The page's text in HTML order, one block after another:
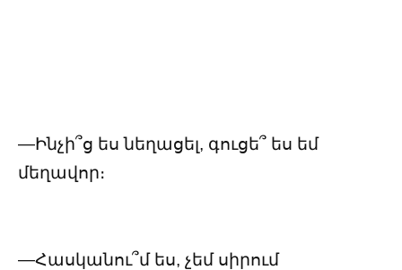
—Ինչի՞ց ես նեղացել, գուցե՞ ես եմ
մեղավոր։
—Հասկանու՞մ ես, չեմ սիրում